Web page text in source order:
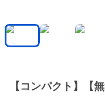
【コンパクト】【